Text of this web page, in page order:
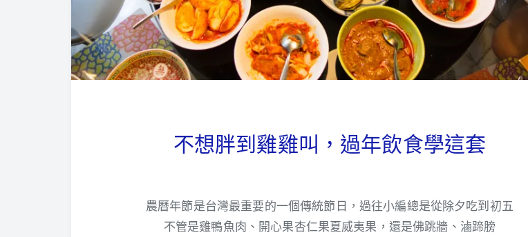
不想胖到雞雞叫，過年飲食學這套
農曆年節是台灣最重要的一個傳統節日，過往小編總是從除夕吃到初五
不管是雞鴨魚肉、開心果杏仁果夏威夷果，還是佛跳牆、滷蹄膀